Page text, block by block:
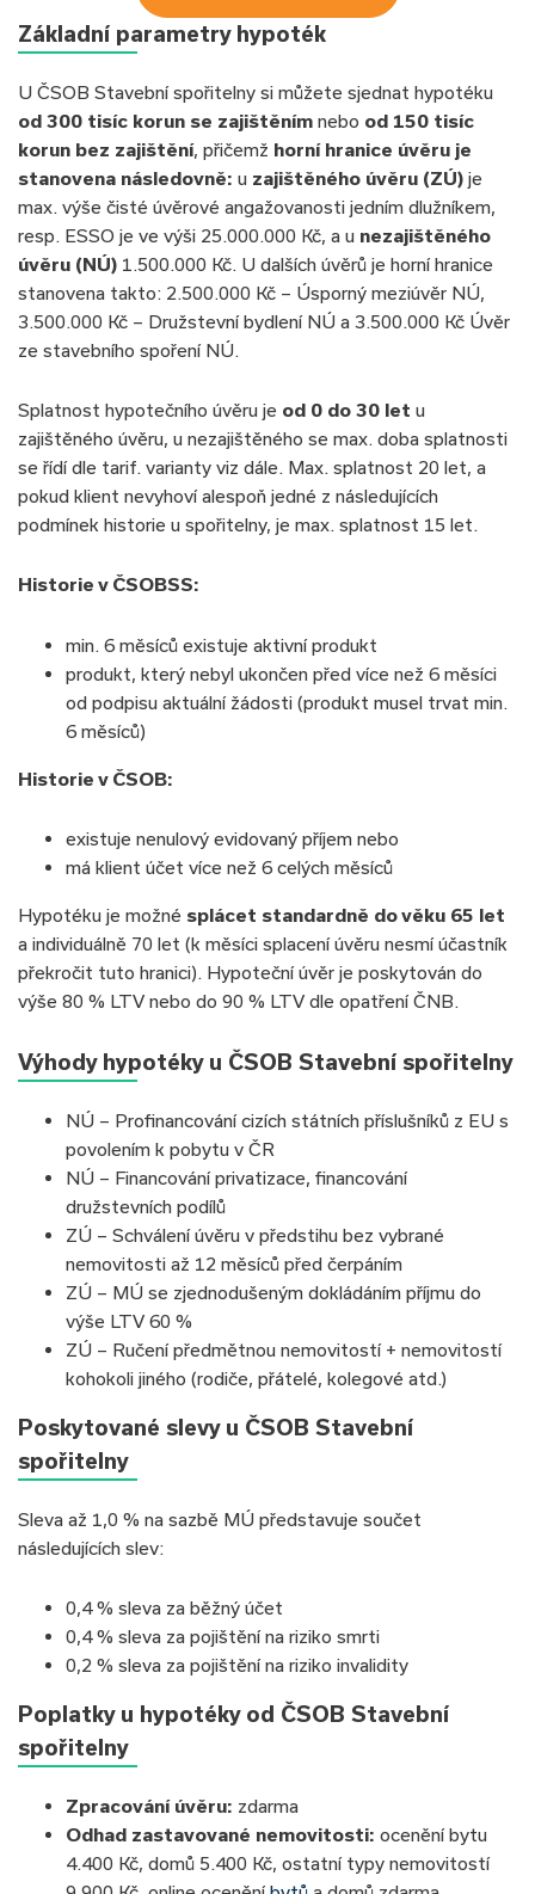
Základní parametry hypoték
U ČSOB Stavební spořitelny si můžete sjednat hypotéku
od 300 tisíc korun se zajištěním nebo od 150 tisíc
korun bez zajištění, přičemž horní hranice úvěru je
stanovena následovně: u zajištěného úvěru (ZÚ) je
max. výše čisté úvěrové angažovanosti jedním dlužníkem,
resp. ESSO je ve výši 25.000.000 Kč, a u nezajištěného
úvěru (NÚ) 1.500.000 Kč. U dalších úvěrů je horní hranice
stanovena takto: 2.500.000 Kč – Úsporný meziúvěr NÚ,
3.500.000 Kč – Družstevní bydlení NÚ a 3.500.000 Kč Úvěr
ze stavebního spoření NÚ.
Splatnost hypotečního úvěru je od 0 do 30 let u
zajištěného úvěru, u nezajištěného se max. doba splatnosti
se řídí dle tarif. varianty viz dále. Max. splatnost 20 let, a
pokud klient nevyhoví alespoň jedné z následujících
podmínek historie u spořitelny, je max. splatnost 15 let.
Historie v ČSOBSS:
min. 6 měsíců existuje aktivní produkt
produkt, který nebyl ukončen před více než 6 měsíci
od podpisu aktuální žádosti (produkt musel trvat min.
6 měsíců)
Historie v ČSOB:
existuje nenulový evidovaný příjem nebo
má klient účet více než 6 celých měsíců
Hypotéku je možné splácet standardně do věku 65 let
a individuálně 70 let (k měsíci splacení úvěru nesmí účastník
překročit tuto hranici). Hypoteční úvěr je poskytován do
výše 80 % LTV nebo do 90 % LTV dle opatření ČNB.
Výhody hypotéky u ČSOB Stavební spořitelny
NÚ – Profinancování cizích státních příslušníků z EU s
povolením k pobytu v ČR
NÚ – Financování privatizace, financování
družstevních podílů
ZÚ – Schválení úvěru v předstihu bez vybrané
nemovitosti až 12 měsíců před čerpáním
ZÚ – MÚ se zjednodušeným dokládáním příjmu do
výše LTV 60 %
ZÚ – Ručení předmětnou nemovitostí + nemovitostí
kohokoli jiného (rodiče, přátelé, kolegové atd.)
Poskytované slevy u ČSOB Stavební
spořitelny
Sleva až 1,0 % na sazbě MÚ představuje součet
následujících slev:
0,4 % sleva za běžný účet
0,4 % sleva za pojištění na riziko smrti
0,2 % sleva za pojištění na riziko invalidity
Poplatky u hypotéky od ČSOB Stavební
spořitelny
Zpracování úvěru: zdarma
Odhad zastavované nemovitosti: ocenění bytu
4.400 Kč, domů 5.400 Kč, ostatní typy nemovitostí